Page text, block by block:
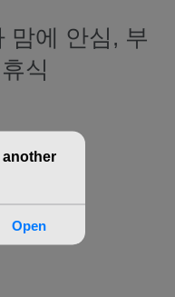
맘에 안심, 부
식